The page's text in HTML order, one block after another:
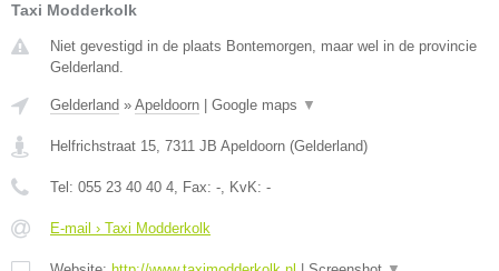
Taxi Modderkolk
Niet gevestigd in de plaats Bontemorgen, maar wel in de provincie
Gelderland.
Gelderland » Apeldoorn Google maps ▼
Helfrichstraat 15, 7311 JB Apeldoorn (Gelderland)
Tel: 055 23 40 40 4, Fax: -, KvK: -
E-mail › Taxi Modderkolk